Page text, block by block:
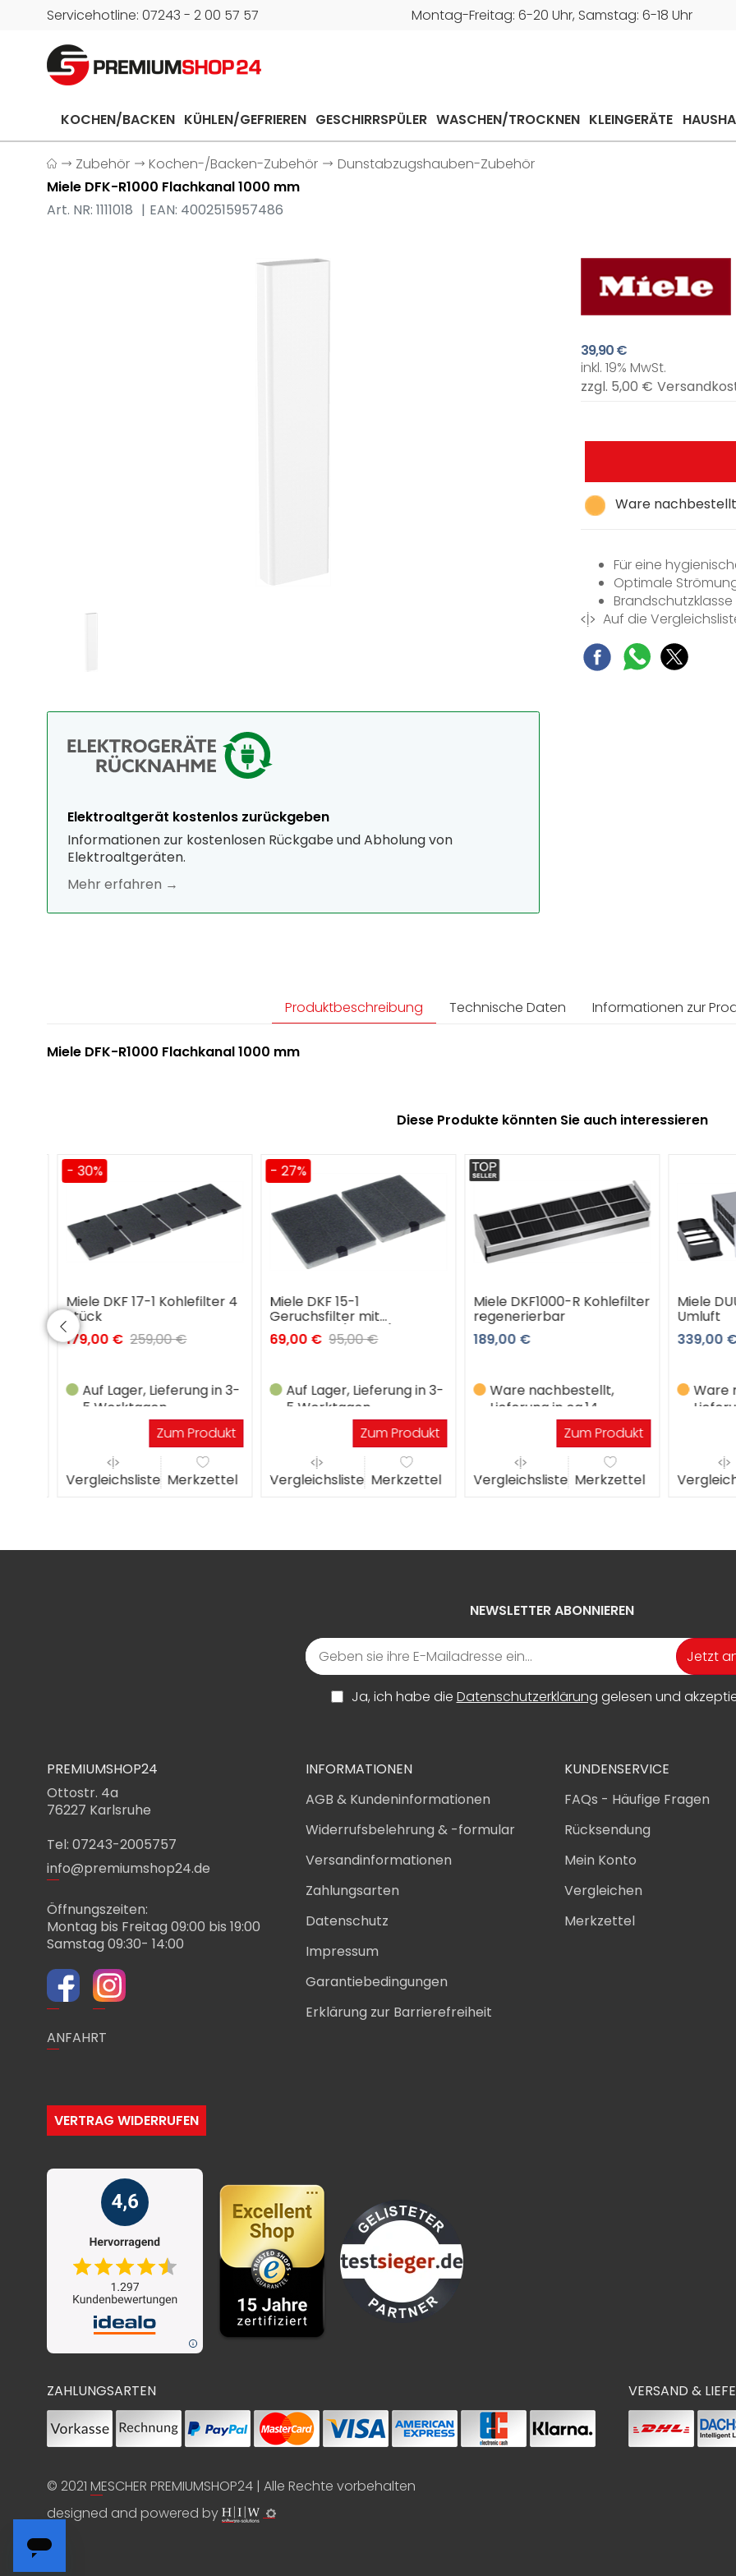
Servicehotline: 07243 - 2 00 57 57 Montag-Freitag: 6-20 Uhr, Samstag: 6-18 Uhr
KOCHEN/BACKEN KÜHLEN/GEFRIEREN GESCHIRRSPÜLER WASCHEN/TROCKNEN KLEINGERÄTE
Zubehör Kochen-/Backen-Zubehör
Dunstabzugshauben-Zubehör
Miele DFK-R1000 Flachkanal 1000 mm
Art. NR: 1111018
EAN: 4002515957486
Elektroaltgerät kostenlos zurückgeben
Informationen zur kostenlosen Rückgabe und Abholung von
Elektroaltgeräten.
Mehr erfahren →
39,90 €
inkl. 19% MwSt.
zzgl. 5,00 €
Ware
Für eine
Optimale
Aus weißem
Auf die
Produktbeschreibung Technische Daten Informationen zur
Miele DFK-R1000 Flachkanal 1000 mm
Diese Produkte könnten Sie auch interessieren
Miele DKF 17-1 Kohlefilter 4
Stück
179,00 € 259,00 €
Auf Lager, Lieferung in 3-
5 Werktagen
Zum Produkt
Vergleichsliste Merkzettel
- 30%
Miele DKF 15-1
Geruchsfilter mit
Aktivkohle (2 Stck.)
69,00 € 95,00 €
Auf Lager, Lieferung in 3-
5 Werktagen
Zum Produkt
Vergleichsliste Merkzettel
- 27%
Miele DKF1000-R Kohlefilter
regenerierbar
189,00 €
Ware nachbestellt,
Lieferung in ca.14
Zum Produkt
Vergleichsliste Merkzettel
Miele
Umluft
339,00 €
Ware
NEWSLETTER ABONNIEREN
Jetzt
Ja, ich habe die Datenschutzerklärung gelesen und
PREMIUMSHOP24
Ottostr. 4a
76227 Karlsruhe
Tel: 07243-2005757
info@premiumshop24.de
Öffnungszeiten:
Montag bis Freitag 09:00 bis 19:00
Samstag 09:30- 14:00
ANFAHRT
INFORMATIONEN
AGB & Kundeninformationen
Widerrufsbelehrung & -formular
Versandinformationen
Zahlungsarten
Datenschutz
Impressum
Garantiebedingungen
Erklärung zur Barrierefreiheit
KUNDENSERVICE
FAQs - Häufige Fragen
Rücksendung
Mein Konto
Vergleichen
Merkzettel
VERTRAG WIDERRUFEN
ZAHLUNGSARTEN VERSAND &
© 2021 MESCHER PREMIUMSHOP24 | Alle Rechte vorbehalten
designed and powered by